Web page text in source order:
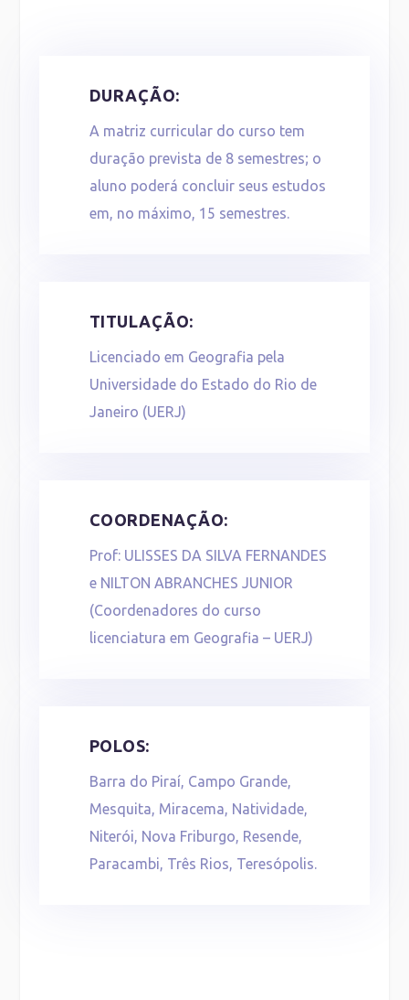
DURAÇÃO:
A matriz curricular do curso tem
duração prevista de 8 semestres; o
aluno poderá concluir seus estudos
em, no máximo, 15 semestres.
TITULAÇÃO:
Licenciado em Geografia pela
Universidade do Estado do Rio de
Janeiro (UERJ)
COORDENAÇÃO:
Prof: ULISSES DA SILVA FERNANDES
e NILTON ABRANCHES JUNIOR
(Coordenadores do curso
licenciatura em Geografia – UERJ)
POLOS:
Barra do Piraí, Campo Grande,
Mesquita, Miracema, Natividade,
Niterói, Nova Friburgo, Resende,
Paracambi, Três Rios, Teresópolis.